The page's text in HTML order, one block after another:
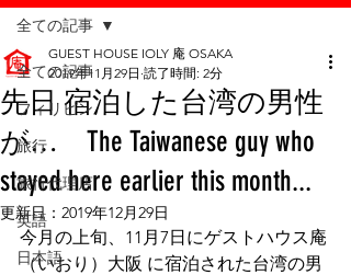
全ての記事
フィリピン
旅行
旅行代理店
英語
日本語
全ての記事
先日 宿泊した台湾の男性
が… The Taiwanese guy who
stayed here earlier this month...
GUEST HOUSE IOLY 庵 OSAKA
2019年11月29日 読了時間: 2分
更新日： 2019年12月29日
今月の上旬、11月7日にゲストハウス庵
（いおり）大阪 に宿泊された台湾の男